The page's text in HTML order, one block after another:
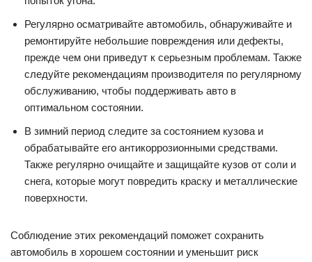
Регулярно осматривайте автомобиль, обнаруживайте и
ремонтируйте небольшие повреждения или дефекты,
прежде чем они приведут к серьезным проблемам. Также
следуйте рекомендациям производителя по регулярному
обслуживанию, чтобы поддерживать авто в
оптимальном состоянии.
В зимний период следите за состоянием кузова и
обрабатывайте его антикоррозионными средствами.
Также регулярно очищайте и защищайте кузов от соли и
снега, которые могут повредить краску и металлические
поверхности.
Соблюдение этих рекомендаций поможет сохранить
автомобиль в хорошем состоянии и уменьшит риск